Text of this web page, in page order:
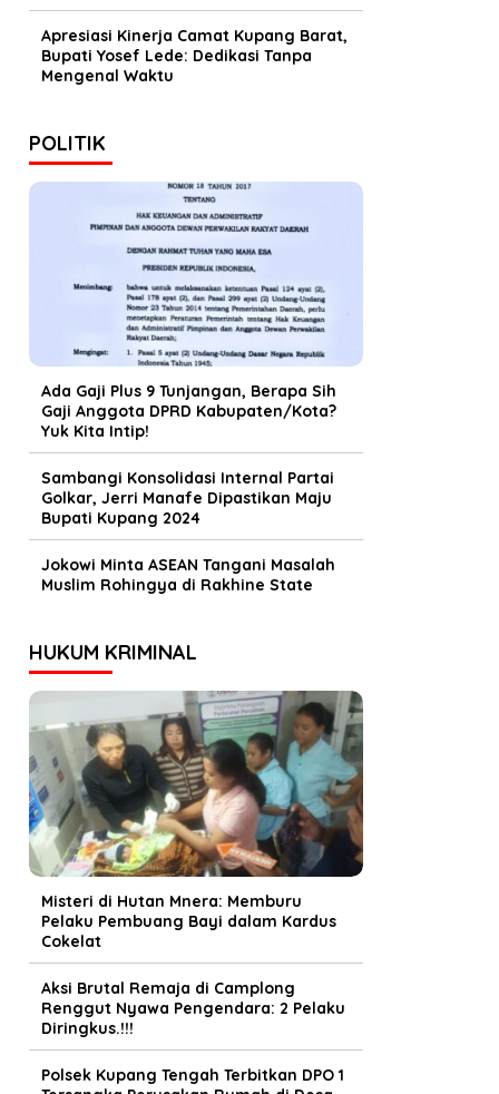
Apresiasi Kinerja Camat Kupang Barat,
Bupati Yosef Lede: Dedikasi Tanpa
Mengenal Waktu
POLITIK
Ada Gaji Plus 9 Tunjangan, Berapa Sih
Gaji Anggota DPRD Kabupaten/Kota?
Yuk Kita Intip!
Sambangi Konsolidasi Internal Partai
Golkar, Jerri Manafe Dipastikan Maju
Bupati Kupang 2024
Jokowi Minta ASEAN Tangani Masalah
Muslim Rohingya di Rakhine State
HUKUM KRIMINAL
Misteri di Hutan Mnera: Memburu
Pelaku Pembuang Bayi dalam Kardus
Cokelat
Aksi Brutal Remaja di Camplong
Renggut Nyawa Pengendara: 2 Pelaku
Diringkus.!!!
Polsek Kupang Tengah Terbitkan DPO 1